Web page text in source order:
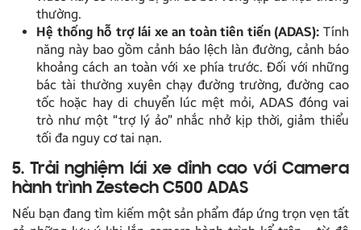
thường.
Hệ thống hỗ trợ lái xe an toàn tiên tiến (ADAS): Tính
năng này bao gồm cảnh báo lệch làn đường, cảnh báo
khoảng cách an toàn với xe phía trước. Đối với những
bác tài thường xuyên chạy đường trường, đường cao
tốc hoặc hay di chuyển lúc mệt mỏi, ADAS đóng vai
trò như một “trợ lý ảo” nhắc nhở kịp thời, giảm thiểu
tối đa nguy cơ tai nạn.
5. Trải nghiệm lái xe đỉnh cao với Camera
hành trình Zestech C500 ADAS
Nếu bạn đang tìm kiếm một sản phẩm đáp ứng trọn vẹn tất